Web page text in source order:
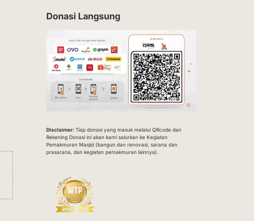
Donasi Langsung
Disclaimer:Tiap donasi yang masuk melalui QRcode dan
Rekening Donasi ini akan kami salurkan ke Kegiatan
Pemakmuran Masjid (bangun dan renovasi, sarana dan
prasarana, dan kegiatan pemakmuran lainnya).